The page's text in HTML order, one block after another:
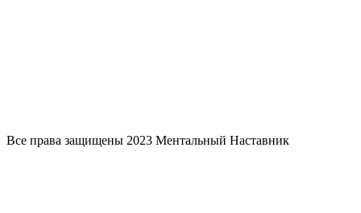
Все права защищены 2023 Ментальный Наставник